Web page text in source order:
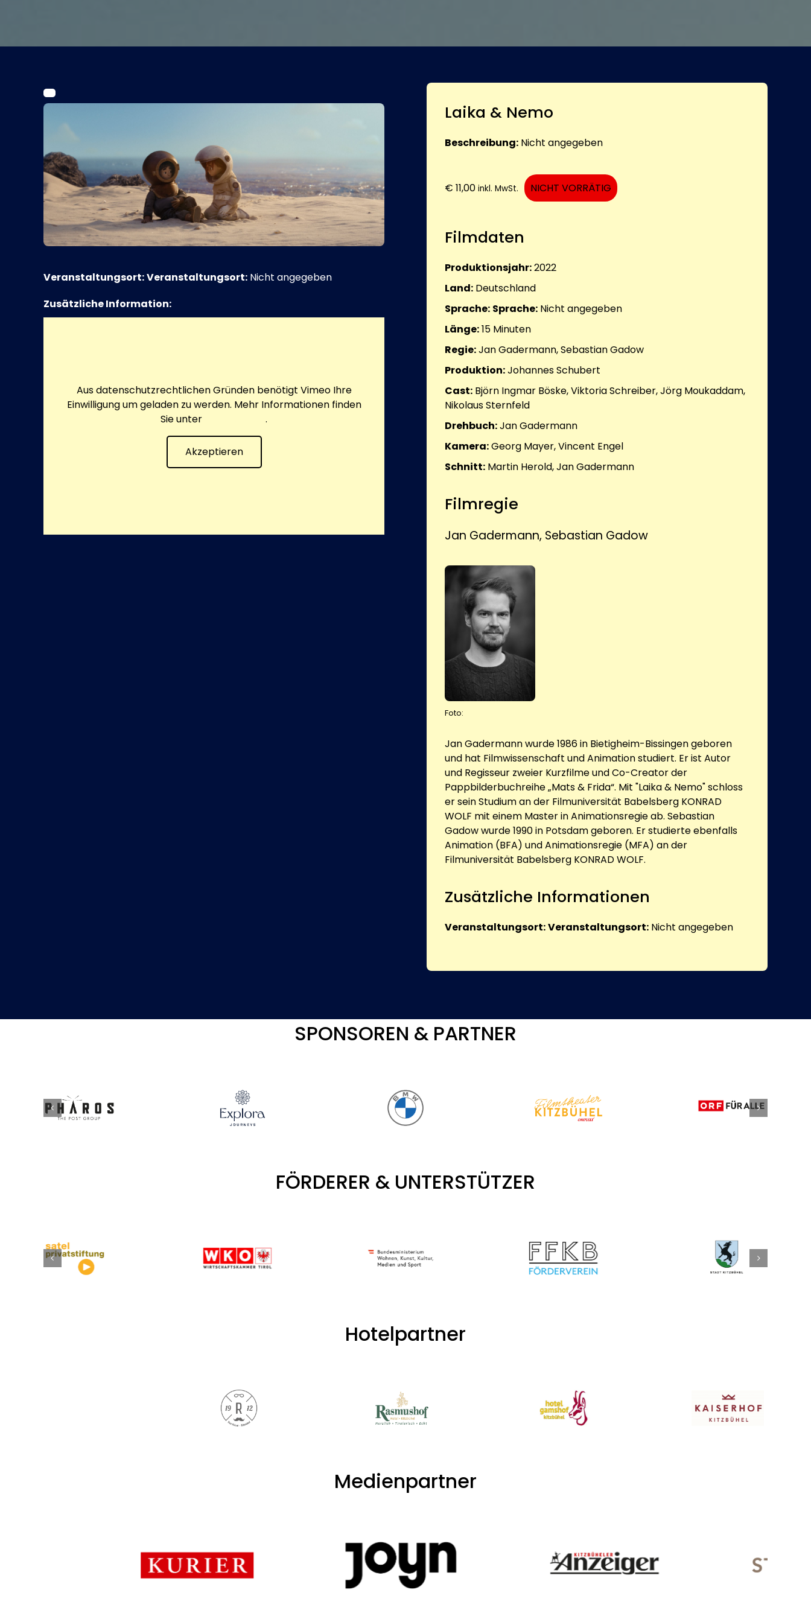
Veranstaltungsort:Veranstaltungsort: Nicht angegeben
Zusätzliche Information:
Aus datenschutzrechtlichen Gründen benötigt Vimeo Ihre
Einwilligung um geladen zu werden. Mehr Informationen finden
Sie unter
.
Akzeptieren
Laika & Nemo
Beschreibung: Nicht angegeben
€ 11,00 inkl. MwSt. NICHT VORRÄTIG
Filmdaten
Produktionsjahr:2022
Land: Deutschland
Sprache: Sprache: Nicht angegeben
Länge:15 Minuten
Regie:Jan Gadermann, Sebastian Gadow
Produktion:Johannes Schubert
Cast: Björn Ingmar Böske, Viktoria Schreiber, Jörg Moukaddam,
Nikolaus Sternfeld
Drehbuch:Jan Gadermann
Kamera:Georg Mayer, Vincent Engel
Schnitt: Martin Herold, Jan Gadermann
Filmregie
Jan Gadermann, Sebastian Gadow
Foto:
Jan Gadermann wurde 1986 in Bietigheim-Bissingen geboren
und hat Filmwissenschaft und Animation studiert. Er ist Autor
und Regisseur zweier Kurzfilme und Co-Creator der
Pappbilderbuchreihe „Mats & Frida“. Mit "Laika & Nemo" schloss
er sein Studium an der Filmuniversität Babelsberg KONRAD
WOLF mit einem Master in Animationsregie ab. Sebastian
Gadow wurde 1990 in Potsdam geboren. Er studierte ebenfalls
Animation (BFA) und Animationsregie (MFA) an der
Filmuniversität Babelsberg KONRAD WOLF.
Zusätzliche Informationen
Veranstaltungsort:Veranstaltungsort: Nicht angegeben
SPONSOREN & PARTNER
FÖRDERER & UNTERSTÜTZER
Hotelpartner
Medienpartner